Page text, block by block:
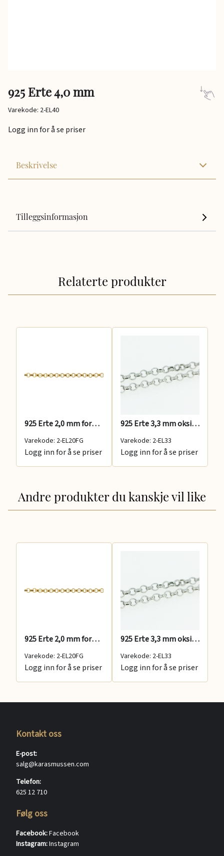
925 Erte 4,0 mm
Varekode: 2-EL40
Logg inn for å se priser
Beskrivelse
Tilleggsinformasjon
Relaterte produkter
925 Erte 2,0 mm forgylt
Varekode: 2-EL20FG
Logg inn for å se priser
925 Erte 3,3 mm oksidert
Varekode: 2-EL33
Logg inn for å se priser
Andre produkter du kanskje vil like
925 Erte 2,0 mm forgylt
Varekode: 2-EL20FG
Logg inn for å se priser
925 Erte 3,3 mm oksidert
Varekode: 2-EL33
Logg inn for å se priser
Kontakt oss
E-post:
salg@karasmussen.com
Telefon:
625 12 710
Følg oss
Facebook:Facebook
Instagram:Instagram